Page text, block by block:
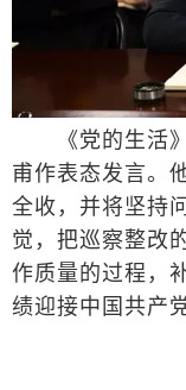
《党的生活》
甫作表态发言。
全收，并将坚持
觉，把巡察整改
作质量的过程，
绩迎接中国共产